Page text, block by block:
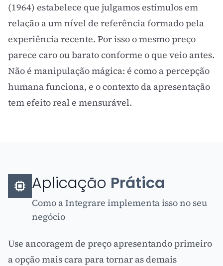
(1964) estabelece que julgamos estímulos em
relação a um nível de referência formado pela
experiência recente. Por isso o mesmo preço
parece caro ou barato conforme o que veio antes.
Não é manipulação mágica: é como a percepção
humana funciona, e o contexto da apresentação
tem efeito real e mensurável.
Aplicação Prática
Como a Integrare implementa isso no seu
negócio
Use ancoragem de preço apresentando primeiro
a opção mais cara para tornar as demais